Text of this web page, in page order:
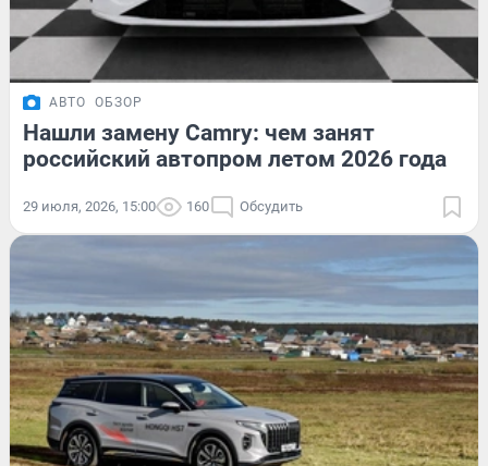
АВТО ОБЗОР
Нашли замену Camry: чем занят
российский автопром летом 2026 года
29 июля, 2026, 15:00 160 Обсудить